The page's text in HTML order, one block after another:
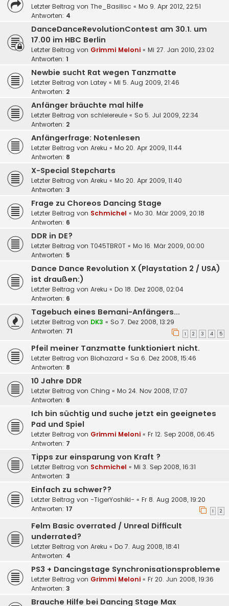
Letzter Beitrag von The_Basilisc « Mo 9. Apr 2012, 22:51
Antworten: 4
DanceDanceRevolutionContest am 30.1. um
17.00 im HBC Berlin
Letzter Beitrag von Grimmi Meloni « Mi 27. Jan 2010, 23:02
Antworten: 1
Newbie sucht Rat wegen Tanzmatte
Letzter Beitrag von Latey « Mi 5. Aug 2009, 21:46
Antworten: 2
Anfänger bräuchte mal hilfe
Letzter Beitrag von schleiereule « So 5. Jul 2009, 22:34
Antworten: 2
Anfängerfrage: Notenlesen
Letzter Beitrag von Areku « Mo 20. Apr 2009, 11:44
Antworten: 8
X-Special Stepcharts
Letzter Beitrag von Areku « Mo 20. Apr 2009, 11:40
Antworten: 3
Frage zu Choreos Dancing Stage
Letzter Beitrag von Schmichel « Mo 30. Mär 2009, 20:18
Antworten: 6
DDR in DE?
Letzter Beitrag von T045TBR0T « Mo 16. Mär 2009, 00:00
Antworten: 5
Dance Dance Revolution X (Playstation 2 / USA)
ist draußen:)
Letzter Beitrag von Areku « Do 18. Dez 2008, 02:04
Antworten: 6
Tagebuch eines Bemani-Anfängers...
Letzter Beitrag von DK3 « So 7. Dez 2008, 13:29
Antworten: 71 1 2 3 4 5
Pfeil meiner Tanzmatte funktioniert nicht.
Letzter Beitrag von Biohazard « Sa 6. Dez 2008, 15:46
Antworten: 8
10 Jahre DDR
Letzter Beitrag von Ching « Mo 24. Nov 2008, 17:07
Antworten: 6
Ich bin süchtig und suche jetzt ein geeignetes
Pad und Spiel
Letzter Beitrag von Grimmi Meloni « Fr 12. Sep 2008, 06:45
Antworten: 7
Tipps zur einsparung von Kraft ?
Letzter Beitrag von Schmichel « Mi 3. Sep 2008, 16:31
Antworten: 3
Einfach zu schwer??
Letzter Beitrag von -TigerYoshiki- « Fr 8. Aug 2008, 19:20
Antworten: 17 1 2
Felm Basic overrated / Unreal Difficult
underrated?
Letzter Beitrag von Areku « Do 7. Aug 2008, 18:41
Antworten: 4
PS3 + Dancingstage Synchronisationsprobleme
Letzter Beitrag von Grimmi Meloni « Fr 20. Jun 2008, 19:36
Antworten: 3
Brauche Hilfe bei Dancing Stage Max